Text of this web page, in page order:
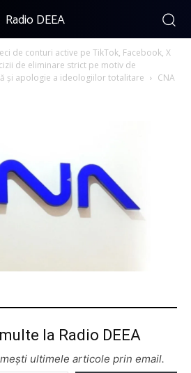
Radio DEEA
de conturi active pe TikTok, Facebook, X
de eliminare strict pe motiv de
și apologie a ideologiilor totalitare
CNA
la Radio DEEA
ultimele articole prin email.